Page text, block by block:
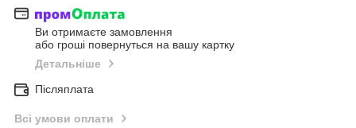
Ви отримаєте замовлення
або гроші повернуться на вашу картку
Детальніше
Післяплата
Всі умови оплати